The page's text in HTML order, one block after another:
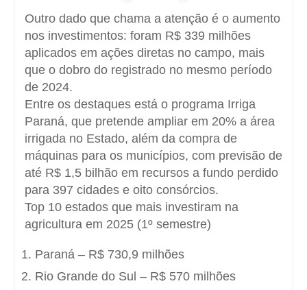
Outro dado que chama a atenção é o aumento
nos investimentos: foram R$ 339 milhões
aplicados em ações diretas no campo, mais
que o dobro do registrado no mesmo período
de 2024.
Entre os destaques está o programa Irriga
Paraná, que pretende ampliar em 20% a área
irrigada no Estado, além da compra de
máquinas para os municípios, com previsão de
até R$ 1,5 bilhão em recursos a fundo perdido
para 397 cidades e oito consórcios.
Top 10 estados que mais investiram na
agricultura em 2025 (1º semestre)
Paraná – R$ 730,9 milhões
Rio Grande do Sul – R$ 570 milhões